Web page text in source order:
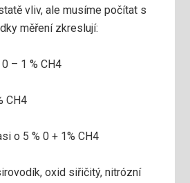
vliv, ale musíme počítat s
měření zkreslují:
– 1 % CH4
CH4
o 5 % 0 + 1% CH4
oxid siřičitý, nitrózní